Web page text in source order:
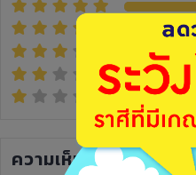
ความเห็น (12)